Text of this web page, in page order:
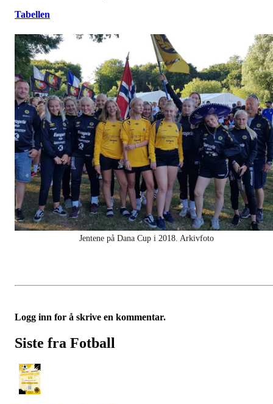
Tabellen
Jentene på Dana Cup i 2018. Arkivfoto
Logg inn for å skrive en kommentar.
Siste fra Fotball